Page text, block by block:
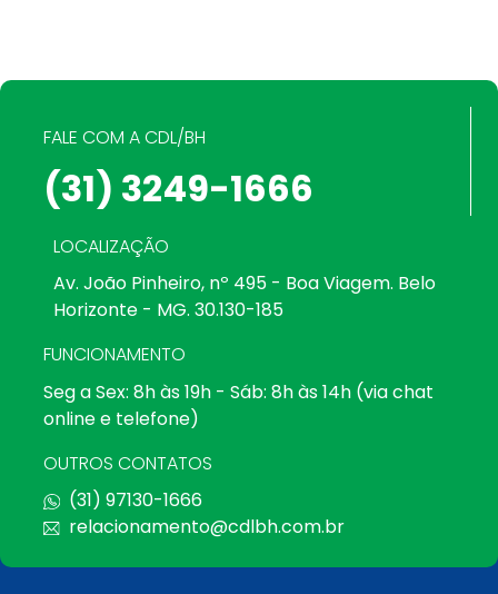
FALE COM A CDL/BH
(31) 3249-1666
LOCALIZAÇÃO
Av. João Pinheiro, nº 495 - Boa Viagem. Belo
Horizonte - MG. 30.130-185
FUNCIONAMENTO
Seg a Sex: 8h às 19h - Sáb: 8h às 14h (via chat
online e telefone)
OUTROS CONTATOS
(31) 97130-1666
relacionamento@cdlbh.com.br